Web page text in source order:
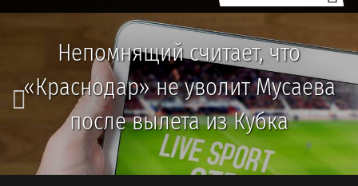
Непомнящий считает, что
«Краснодар» не уволит Мусаева
после вылета из Кубка